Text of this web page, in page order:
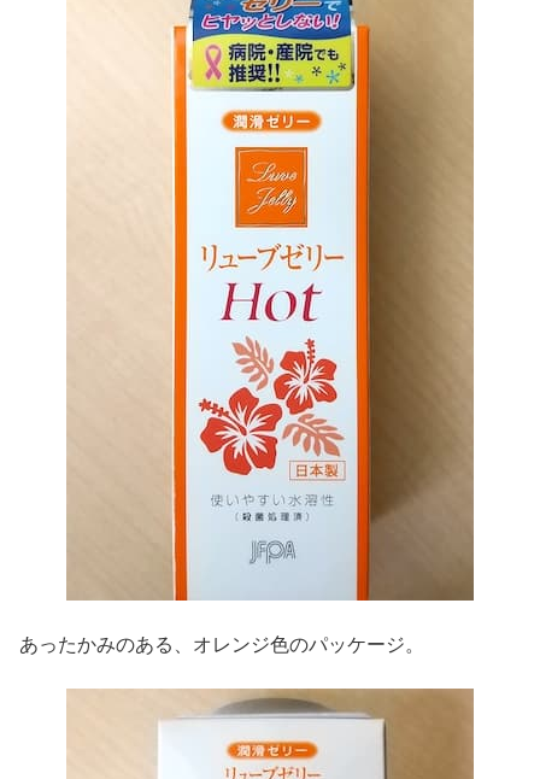
あったかみのある、オレンジ色のパッケージ。